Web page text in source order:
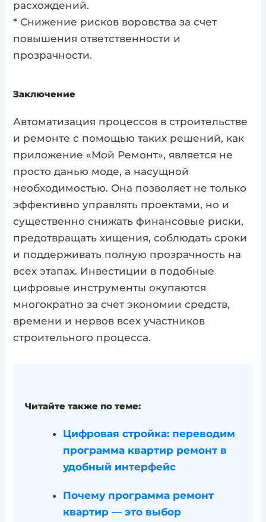
расхождений.
* Снижение рисков воровства за счет
повышения ответственности и
прозрачности.
Заключение
Автоматизация процессов в строительстве
и ремонте с помощью таких решений, как
приложение «Мой Ремонт», является не
просто данью моде, а насущной
необходимостью. Она позволяет не только
эффективно управлять проектами, но и
существенно снижать финансовые риски,
предотвращать хищения, соблюдать сроки
и поддерживать полную прозрачность на
всех этапах. Инвестиции в подобные
цифровые инструменты окупаются
многократно за счет экономии средств,
времени и нервов всех участников
строительного процесса.
Читайте также по теме:
Цифровая стройка: переводим
программа квартир ремонт в
удобный интерфейс
Почему программа ремонт
квартир — это выбор